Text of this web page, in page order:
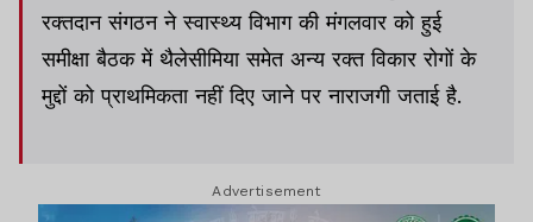
रक्तदान संगठन ने स्वास्थ्य विभाग की मंगलवार को हुई
समीक्षा बैठक में थैलेसीमिया समेत अन्य रक्त विकार रोगों के
मुद्दों को प्राथमिकता नहीं दिए जाने पर नाराजगी जताई है.
Advertisement